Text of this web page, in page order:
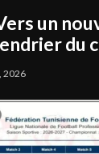
un
du
2026